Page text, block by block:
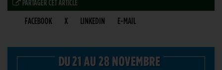
PARTAGER CET ARTICLE
FACEBOOK X LINKEDIN E-MAIL